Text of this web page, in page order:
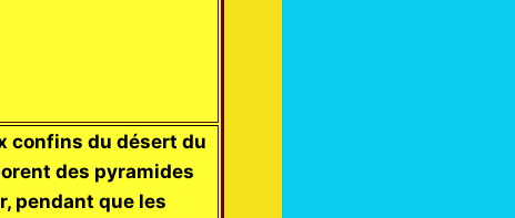
confins du désert du
des pyramides
pendant que les